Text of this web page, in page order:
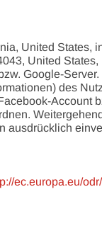
United States,
United States,
Google-
des
Account
ausdrücklich
ec.europa.eu/odr/